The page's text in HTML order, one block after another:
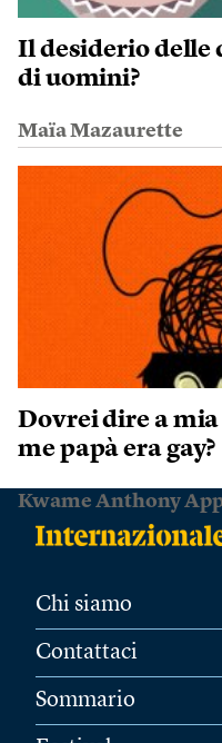
Il desiderio delle
di uomini?
Maïa Mazaurette
Dovrei dire a
me papà era gay?
Kwame Anthony
Chi siamo
Contattaci
Sommario